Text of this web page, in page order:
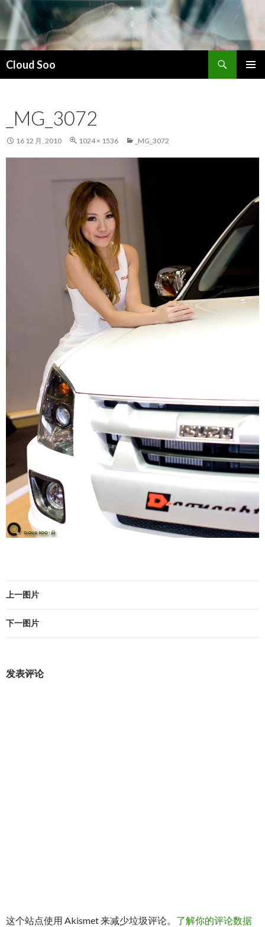
Cloud Soo
索
_MG_3072
16 12 月, 2010 1024 × 1536 _MG_3072
上一图片
下一图片
发表评论
这个站点使用 Akismet 来减少垃圾评论。 了解你的评论数据